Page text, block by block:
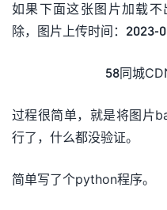
如果下面这张图片加载不
除，图片上传时间：2023-
58同城
过程很简单，就是将图片
行了，什么都没验证。
简单写了个python程序。